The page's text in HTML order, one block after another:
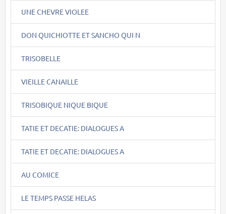
UNE CHEVRE VIOLEE
DON QUICHIOTTE ET SANCHO QUI N
TRISOBELLE
VIEILLE CANAILLE
TRISOBIQUE NIQUE BIQUE
TATIE ET DECATIE: DIALOGUES A
TATIE ET DECATIE: DIALOGUES A
AU COMICE
LE TEMPS PASSE HELAS